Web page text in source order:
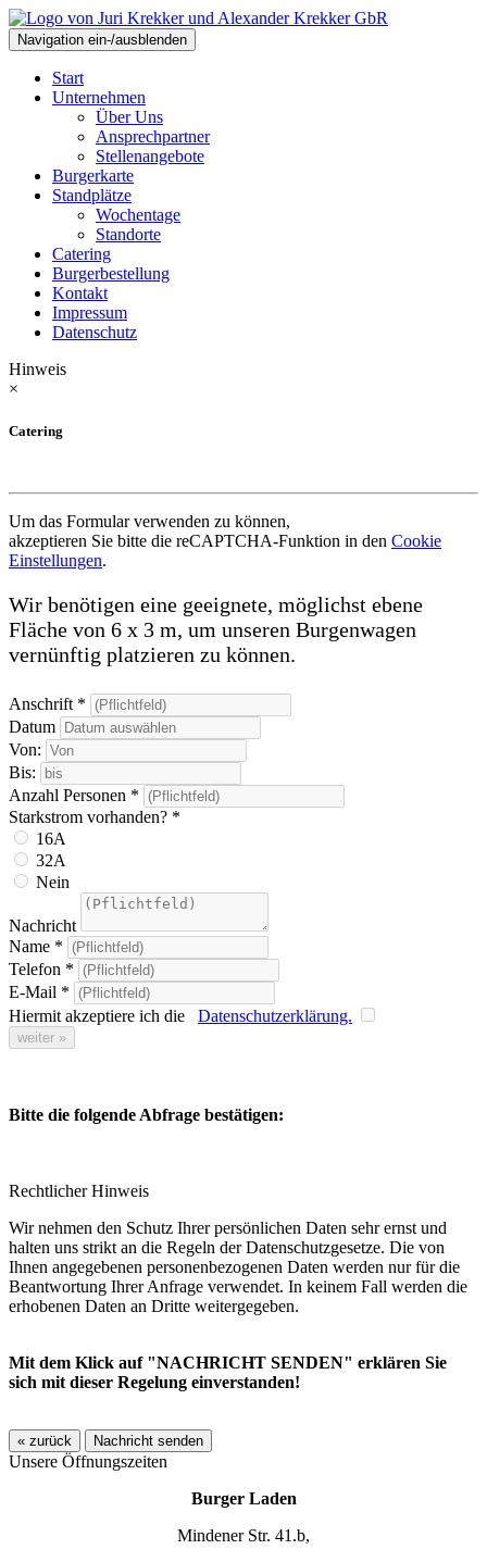
Navigation ein-/ausblenden
Start
Unternehmen
Über Uns
Ansprechpartner
Stellenangebote
Burgerkarte
Standplätze
Wochentage
Standorte
Catering
Burgerbestellung
Kontakt
Impressum
Datenschutz
Hinweis
×
Catering
Um das Formular verwenden zu können,
akzeptieren Sie bitte die reCAPTCHA-Funktion in den Cookie
Einstellungen.
Wir benötigen eine geeignete, möglichst ebene
Fläche von 6 x 3 m, um unseren Burgenwagen
vernünftig platzieren zu können.
Anschrift *
Datum
Von:
Bis:
Anzahl Personen *
Starkstrom vorhanden? *
16A
32A
Nein
Nachricht
Name *
Telefon *
E-Mail *
Hiermit akzeptiere ich die
Datenschutzerklärung.
weiter »
Bitte die folgende Abfrage bestätigen:
Rechtlicher Hinweis
Wir nehmen den Schutz Ihrer persönlichen Daten sehr ernst und
halten uns strikt an die Regeln der Datenschutzgesetze. Die von
Ihnen angegebenen personenbezogenen Daten werden nur für die
Beantwortung Ihrer Anfrage verwendet. In keinem Fall werden die
erhobenen Daten an Dritte weitergegeben.
Mit dem Klick auf "NACHRICHT SENDEN" erklären Sie
sich mit dieser Regelung einverstanden!
« zurück
Unsere Öffnungszeiten
Burger Laden
Mindener Str. 41.b,